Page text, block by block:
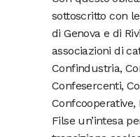
sottoscritto con
di Genova e di
associazioni di
Confindustria,
Confesercenti,
Confcooperative,
Filse un’intesa